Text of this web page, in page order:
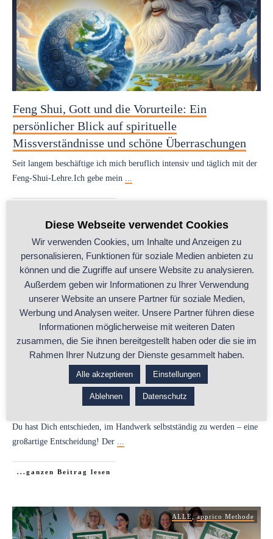
Feng Shui, Gott und die Vorurteile: Ein
persönlicher Blick auf spirituelle
Missverständnisse und schöne Überraschungen
Seit langem beschäftige ich mich beruflich intensiv und täglich mit der
Feng-Shui-Lehre.Ich gebe mein ...
ALLE Business-Feng-Shui,Handwerk,Selbstständigkeit
Erfolgreich selbstständig im Handwerk: Warum
Business Feng Shui der Schlüssel zu Deinem
Erfolg sein kann
Du hast Dich entschieden, im Handwerk selbstständig zu werden – eine
großartige Entscheidung! Der ...
...ganzen Beitrag lesen
ALLE ,apprico Methode
Diese Webseite verwendet Cookies
Wir verwenden Cookies, um Inhalte und Anzeigen zu
personalisieren, Funktionen für soziale Medien anbieten zu
können und die Zugriffe auf unsere Website zu analysieren.
Außerdem geben wir Informationen zu Ihrer Verwendung
unserer Website an unsere Partner für soziale Medien,
Werbung und Analysen weiter. Unsere Partner führen diese
Informationen möglicherweise mit weiteren Daten
zusammen, die Sie ihnen bereitgestellt haben oder die sie im
Rahmen Ihrer Nutzung der Dienste gesammelt haben.
Alle akzeptieren Einstellungen
Ablehnen Datenschutz